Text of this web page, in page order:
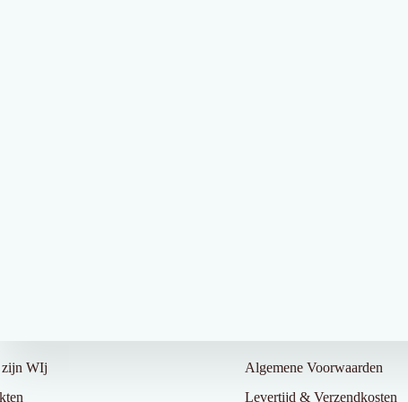
zijn WIj
Algemene Voorwaarden
Levertijd & Verzendkosten